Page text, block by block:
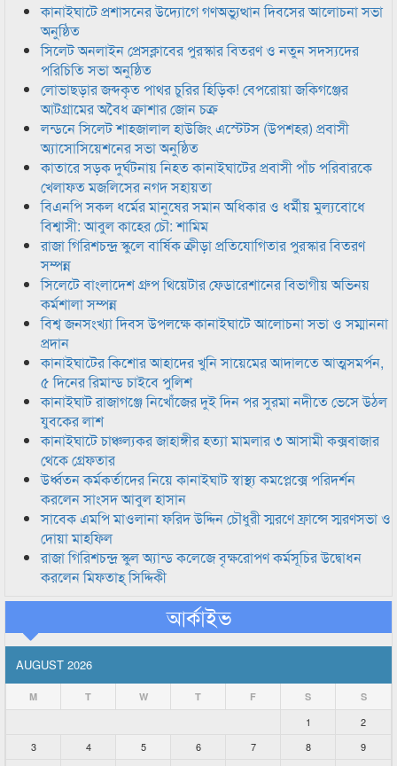
কানাইঘাটে প্রশাসনের উদ্যোগে গণঅভ্যুত্থান দিবসের আলোচনা সভা
অনুষ্ঠিত
সিলেট অনলাইন প্রেসক্লাবের পুরস্কার বিতরণ ও নতুন সদস্যদের
পরিচিতি সভা অনুষ্ঠিত
লোভাছড়ার জব্দকৃত পাথর চুরির হিড়িক! বেপরোয়া জকিগঞ্জের
আটগ্রামের অবৈধ ক্রাশার জোন চক্র
লন্ডনে সিলেট শাহজালাল হাউজিং এস্টেটস (উপশহর) প্রবাসী
অ্যাসোসিয়েশনের সভা অনুষ্ঠিত
কাতারে সড়ক দুর্ঘটনায় নিহত কানাইঘাটের প্রবাসী পাঁচ পরিবারকে
খেলাফত মজলিসের নগদ সহায়তা
বিএনপি সকল ধর্মের মানুষের সমান অধিকার ও ধর্মীয় মুল্যবোধে
বিশ্বাসী: আবুল কাহের চৌ: শামিম
রাজা গিরিশচন্দ্র স্কুলে বার্ষিক ক্রীড়া প্রতিযোগিতার পুরস্কার বিতরণ
সম্পন্ন
সিলেটে বাংলাদেশ গ্রুপ থিয়েটার ফেডারেশানের বিভাগীয় অভিনয়
কর্মশালা সম্পন্ন
বিশ্ব জনসংখ্যা দিবস উপলক্ষে কানাইঘাটে আলোচনা সভা ও সম্মাননা
প্রদান
কানাইঘাটের কিশোর আহাদের খুনি সায়েমের আদালতে আত্মসমর্পন,
৫ দিনের রিমান্ড চাইবে পুলিশ
কানাইঘাট রাজাগঞ্জে নিখোঁজের দুই দিন পর সুরমা নদীতে ভেসে উঠল
যুবকের লাশ
কানাইঘাটে চাঞ্চল্যকর জাহাঙ্গীর হত্যা মামলার ৩ আসামী কক্সবাজার
থেকে গ্রেফতার
উর্ধ্বতন কর্মকর্তাদের নিয়ে কানাইঘাট স্বাস্থ্য কমপ্লেক্সে পরিদর্শন
করলেন সাংসদ আবুল হাসান
সাবেক এমপি মাওলানা ফরিদ উদ্দিন চৌধুরী স্মরণে ফ্রান্সে স্মরণসভা ও
দোয়া মাহফিল
রাজা গিরিশচন্দ্র স্কুল অ্যান্ড কলেজে বৃক্ষরোপণ কর্মসূচির উদ্বোধন
করলেন মিফতাহ্ সিদ্দিকী
আর্কাইভ
AUGUST 2026
M T W T F S S
1
2
3
4 5 6 7 8
9